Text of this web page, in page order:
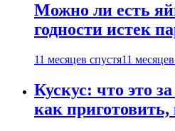
Можно ли есть
годности истек
11 месяцев спустя11
Кускус: что это
как